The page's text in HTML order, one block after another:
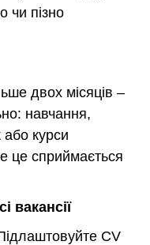
чи пізно
двох місяців –
навчання,
курси
це сприймається
вакансії
CV